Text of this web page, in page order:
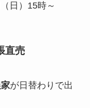
日）15時～
直売
が日替わりで出